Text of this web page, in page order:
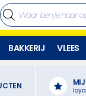
BAKKERIJ VLEES